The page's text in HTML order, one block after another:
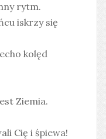
rytm.
iskrzy się
kolęd
Ziemia.
Cię i śpiewa!